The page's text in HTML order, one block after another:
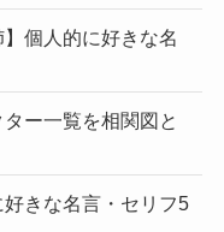
個人的に好きな名
ー一覧を相関図と
きな名言・セリフ5